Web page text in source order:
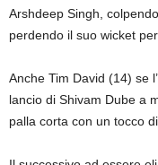
Arshdeep Singh,
perdendo il suo wicket per
Anche Tim David (14) se
lancio di Shivam Dube a
palla corta con un tocco